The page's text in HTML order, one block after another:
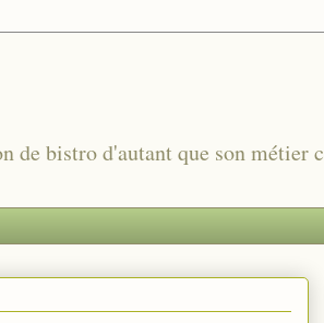
bistro d'autant que son métier